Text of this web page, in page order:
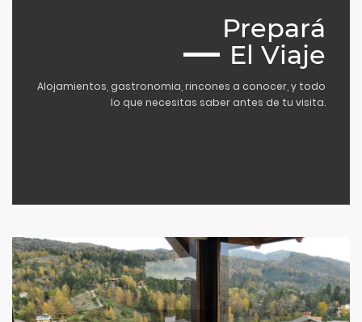
Prepará
El Viaje
Alojamientos, gastronomia, rincones a conocer, y todo
lo que necesitas saber antes de tu visita.